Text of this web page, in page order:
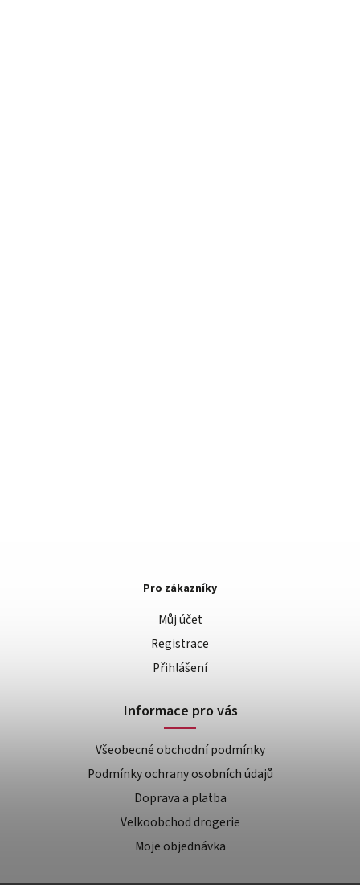
Pro zákazníky
Můj účet
Registrace
Přihlášení
Informace pro vás
Všeobecné obchodní podmínky
Podmínky ochrany osobních údajů
Doprava a platba
Velkoobchod drogerie
Moje objednávka